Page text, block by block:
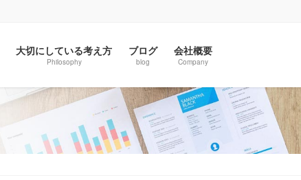
大切にしている考え方
Philosophy
ブログ
blog
会社概要
Company